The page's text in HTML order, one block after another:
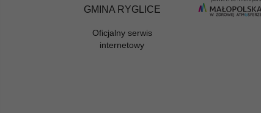
GMINA RYGLICE
Oficjalny serwis
internetowy